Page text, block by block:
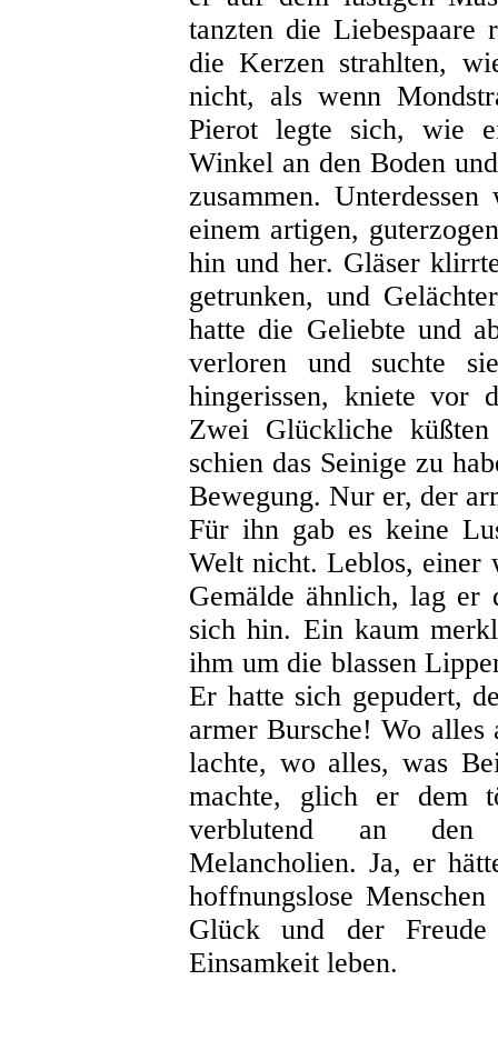
tanzten die
die Kerzen strahlten,
nicht, als wenn
Pierot legte sich, wie
Winkel an den Boden
zusammen.
einem artigen,
hin und her. Gläser
getrunken, und
hatte die Geliebte und
verloren und suchte
hingerissen, kniete vor
Zwei Glückliche
schien das Seinige zu
Bewegung. Nur er, der
Für ihn gab es keine
Welt nicht. Leblos, einer
Gemälde ähnlich, lag er
sich hin. Ein kaum
ihm um die blassen
Er hatte sich gepudert,
armer Bursche! Wo
lachte, wo alles, was
machte, glich er dem
verblutend an den
Melancholien. Ja, er
hoffnungslose
Glück und der
Einsamkeit leben.